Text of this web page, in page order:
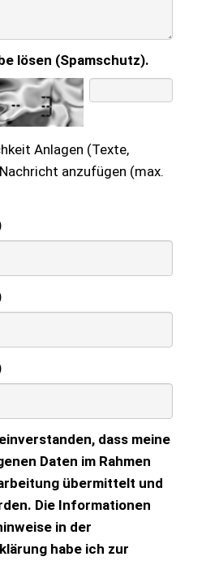
lösen (Spamschutz).
Anlagen (Texte,
anzufügen (max.
dass meine
Daten im Rahmen
übermittelt und
Die Informationen
in der
habe ich zur